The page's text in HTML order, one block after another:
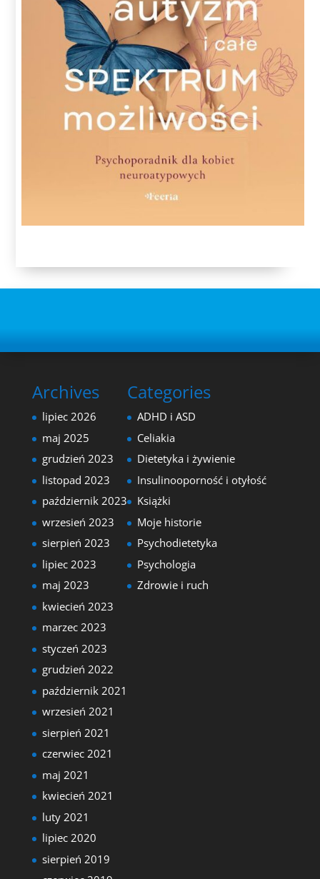
Archives
lipiec 2026
maj 2025
grudzień 2023
listopad 2023
październik 2023
wrzesień 2023
sierpień 2023
lipiec 2023
maj 2023
kwiecień 2023
marzec 2023
styczeń 2023
grudzień 2022
październik 2021
wrzesień 2021
sierpień 2021
czerwiec 2021
maj 2021
kwiecień 2021
luty 2021
lipiec 2020
sierpień 2019
Categories
ADHD i ASD
Celiakia
Dietetyka i żywienie
Insulinooporność i otyłość
Książki
Moje historie
Psychodietetyka
Psychologia
Zdrowie i ruch